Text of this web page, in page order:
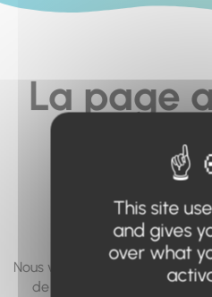
La page
vous
accéder
pas...
Nous vous invitons à utiliser le
de page, ou à utiliser le
This site
and gives
over what